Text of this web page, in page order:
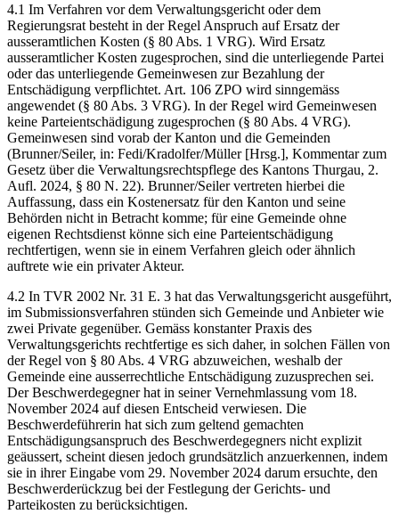
4.1 Im Verfahren vor dem Verwaltungsgericht oder dem
Regierungsrat besteht in der Regel Anspruch auf Ersatz der
ausseramtlichen Kosten (§ 80 Abs. 1 VRG). Wird Ersatz
ausseramtlicher Kosten zugesprochen, sind die unterliegende Partei
oder das unterliegende Gemeinwesen zur Bezahlung der
Entschädigung verpflichtet. Art. 106 ZPO wird sinngemäss
angewendet (§ 80 Abs. 3 VRG). In der Regel wird Gemeinwesen
keine Parteientschädigung zugesprochen (§ 80 Abs. 4 VRG).
Gemeinwesen sind vorab der Kanton und die Gemeinden
(Brunner/Seiler, in: Fedi/Kradolfer/Müller [Hrsg.], Kommentar zum
Gesetz über die Verwaltungsrechtspflege des Kantons Thurgau, 2.
Aufl. 2024, § 80 N. 22). Brunner/Seiler vertreten hierbei die
Auffassung, dass ein Kostenersatz für den Kanton und seine
Behörden nicht in Betracht komme; für eine Gemeinde ohne
eigenen Rechtsdienst könne sich eine Parteientschädigung
rechtfertigen, wenn sie in einem Verfahren gleich oder ähnlich
auftrete wie ein privater Akteur.
4.2 In TVR 2002 Nr. 31 E. 3 hat das Verwaltungsgericht ausgeführt,
im Submissionsverfahren stünden sich Gemeinde und Anbieter wie
zwei Private gegenüber. Gemäss konstanter Praxis des
Verwaltungsgerichts rechtfertige es sich daher, in solchen Fällen von
der Regel von § 80 Abs. 4 VRG abzuweichen, weshalb der
Gemeinde eine ausserrechtliche Entschädigung zuzusprechen sei.
Der Beschwerdegegner hat in seiner Vernehmlassung vom 18.
November 2024 auf diesen Entscheid verwiesen. Die
Beschwerdeführerin hat sich zum geltend gemachten
Entschädigungsanspruch des Beschwerdegegners nicht explizit
geäussert, scheint diesen jedoch grundsätzlich anzuerkennen, indem
sie in ihrer Eingabe vom 29. November 2024 darum ersuchte, den
Beschwerderückzug bei der Festlegung der Gerichts- und
Parteikosten zu berücksichtigen.